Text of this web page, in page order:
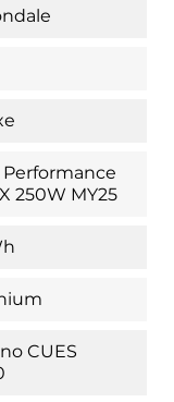
Performance
250W MY25
CUES